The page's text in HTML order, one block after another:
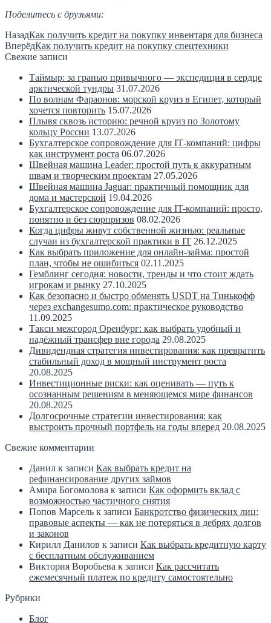
Поделитесь с друзьями:
НазадКак получить кредит на покупку инвентаря для бизнеса
ВперёдКак получить кредит на покупку спецтехники
Свежие записи
Таймыр: за гранью привычного — экспедиция в сердце
арктической тундры 31.07.2026
По волнам Фараонов: морской круиз в Египет, который
хочется повторить 15.07.2026
Плывя сквозь историю: речной круиз по Золотому
кольцу России 13.07.2026
Бухгалтерское сопровождение для IT‑компаний: цифры
как инструмент роста 06.07.2026
Швейная машина Leader: простой путь к аккуратным
швам и творческим проектам 27.05.2026
Швейная машина Jaguar: практичный помощник для
дома и мастерской 19.04.2026
Бухгалтерское сопровождение для IT-компаний: просто,
понятно и без сюрпризов 08.02.2026
Когда цифры живут собственной жизнью: реальные
случаи из бухгалтерской практики в IT 26.12.2025
Как выбрать приложение для онлайн-займа: простой
план, чтобы не ошибиться 02.11.2025
Гемблинг сегодня: новости, тренды и что стоит ждать
игрокам и рынку 27.10.2025
Как безопасно и быстро обменять USDT на Тинькофф
через exchangesumo.com: практическое руководство
11.09.2025
Такси межгород Оренбург: как выбрать удобный и
надёжный трансфер вне города 29.08.2025
Дивидендная стратегия инвестирования: как превратить
стабильный доход в мощный инструмент роста
20.08.2025
Инвестиционные риски: как оценивать — путь к
осознанным решениям в меняющемся мире финансов
20.08.2025
Долгосрочные стратегии инвестирования: как
выстроить прочный портфель на годы вперед 20.08.2025
Свежие комментарии
Данил к записи Как выбрать кредит на
рефинансирование других займов
Амира Богомолова к записи Как оформить вклад с
возможностью частичного снятия
Попов Марсель к записи Банкротство физических лиц:
правовые аспекты — как не потеряться в дебрях долгов
и законов
Кирилл Данилов к записи Как выбрать кредитную карту
с бесплатным обслуживанием
Виктория Воробьева к записи Как рассчитать
ежемесячный платеж по кредиту самостоятельно
Рубрики
Блог